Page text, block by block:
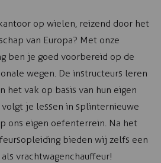
op wielen, reizend door het
van Europa? Met onze
ben je goed voorbereid op de
wegen. De instructeurs leren
het vak op basis van hun eigen
je lessen in splinternieuwe
ons eigen oefenterrein. Na het
bieden wij zelfs een
vrachtwagenchauffeur!